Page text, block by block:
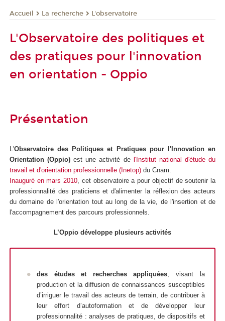
Accueil La recherche L'observatoire
L'Observatoire des politiques et
des pratiques pour l'innovation
en orientation - Oppio
Présentation
L'Observatoire des Politiques et Pratiques pour l'Innovation en
Orientation (Oppio) est une activité de l'Institut national d'étude du
travail et d'orientation professionnelle (Inetop) du Cnam.
Inauguré en mars 2010 , cet observatoire a pour objectif de soutenir la
professionnalité des praticiens et d'alimenter la réflexion des acteurs
du domaine de l'orientation tout au long de la vie, de l'insertion et de
l'accompagnement des parcours professionnels.
L’Oppio développe plusieurs activités
des études et recherches appliquées, visant la
production et la diffusion de connaissances susceptibles
d’irriguer le travail des acteurs de terrain, de contribuer à
leur effort d’autoformation et de développer leur
professionnalité : analyses de pratiques, de dispositifs et